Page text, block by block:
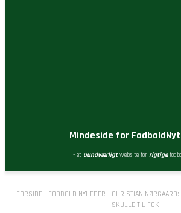
Mindeside for
- et uundværligtwebsite for rigtige
FORSIDE FODBOLD NYHEDER
CHRISTIAN
SKULLE TIL FCK